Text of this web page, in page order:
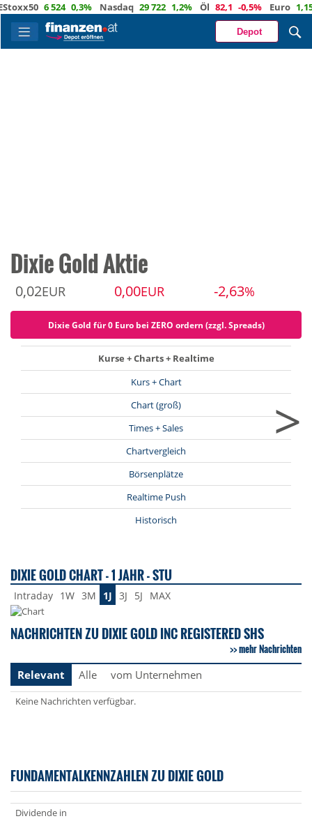
6 524 0,3% Nasdaq 29 722 1,2% Öl 82,1 -0,5% Euro 1,1559
Depot
Dixie Gold Aktie
0,02EUR 0,00EUR -2,63%
Dixie Gold für 0 Euro bei ZERO ordern (zzgl. Spreads)
Kurse + Charts + Realtime
Kurs + Chart
Chart (groß)
Times + Sales
Chartvergleich
Börsenplätze
Realtime Push
Historisch
>
DIXIE GOLD CHART - 1 JAHR - STU
Intraday 1W 3M 1J 3J 5J MAX
NACHRICHTEN ZU DIXIE GOLD INC REGISTERED SHS
mehr Nachrichten
Relevant
Alle vom Unternehmen
Keine Nachrichten verfügbar.
FUNDAMENTALKENNZAHLEN ZU DIXIE GOLD
Dividende in